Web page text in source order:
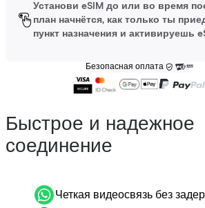
Установи eSIM до или во время
план начнётся, как только ты
пункт назначения и активируешь
Безопасная оплата
Быстрое и надежное
соединение
Четкая видеосвязь без